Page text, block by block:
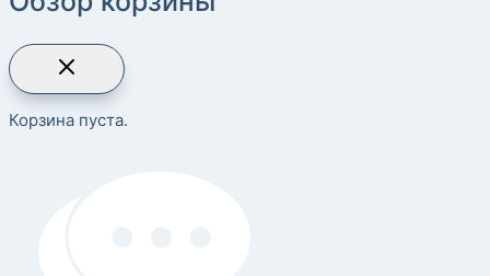
Корзина пуста.